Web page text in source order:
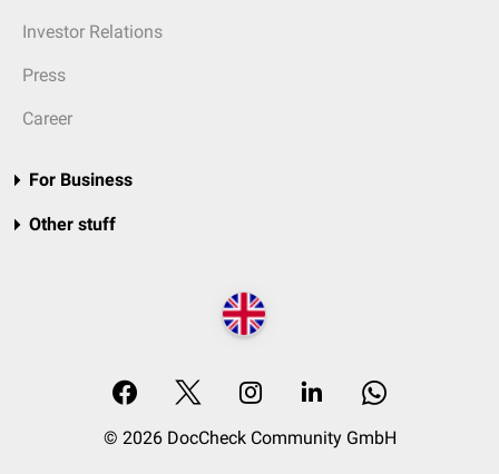
Investor Relations
Press
Career
For Business
Other stuff
© 2026 DocCheck Community GmbH